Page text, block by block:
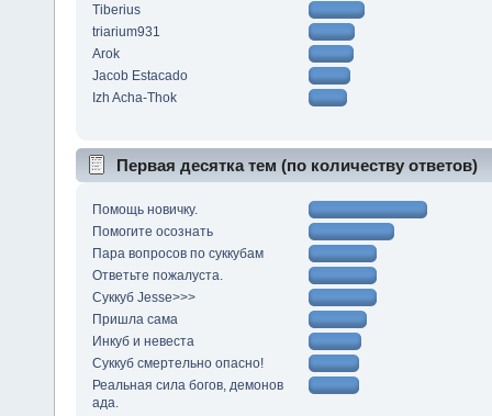
Tiberius
triarium931
Arok
Jacob Estacado
Izh Acha-Thok
Первая десятка тем (по количеству ответов)
Помощь новичку.
Помогите осознать
Пара вопросов по суккубам
Ответьте пожалуста.
Суккуб Jesse>>>
Пришла сама
Инкуб и невеста
Суккуб смертельно опасно!
Реальная сила богов, демонов
ада.